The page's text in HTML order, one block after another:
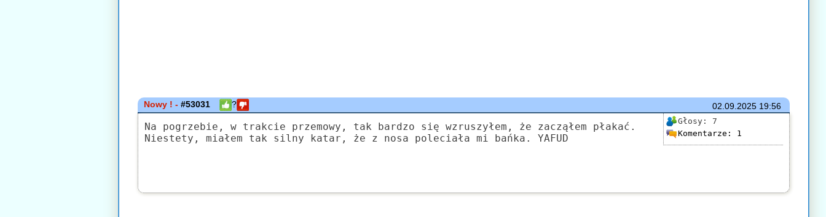
02.09.202519:56
Nowy ! -#53031 ?
Głosy: 7
Komentarze: 1
Na pogrzebie, w trakcie przemowy, tak bardzo się wzruszyłem, że zacząłem płakać.
Niestety, miałem tak silny katar, że z nosa poleciała mi bańka. YAFUD